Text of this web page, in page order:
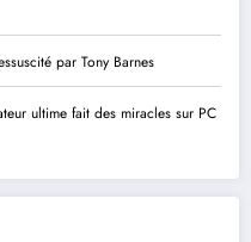
par Tony Barnes
ultime fait des miracles sur PC